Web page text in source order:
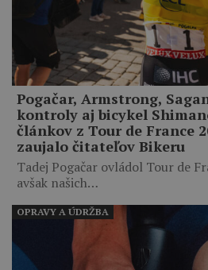
Pogačar, Armstrong,
kontroly aj bicykel
článkov z Tour de France
zaujalo čitateľov Bikeru
Tadej Pogačar ovládol Tour de
avšak našich…
OPRAVY A ÚDRŽBA